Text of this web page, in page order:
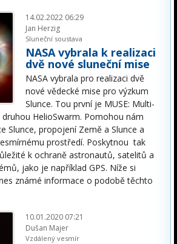
14.02.2022 06:29
Jan Herzig
Sluneční soustava
NASA vybrala k realizaci
dvě nové sluneční mise
NASA vybrala pro realizaci dvě
nové vědecké mise pro výzkum
Slunce. Tou první je MUSE: Multi-
druhou HelioSwarm. Pomohou nám
Slunce, propojení Země a Slunce a
prostředí. Poskytnou tak
k ochraně astronautů, satelitů a
jako je například GPS. Níže si
známé informace o podobě těchto
10.01.2020 07:21
Dušan Majer
Vzdálený vesmír